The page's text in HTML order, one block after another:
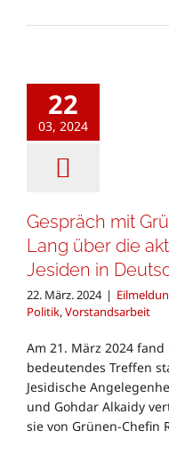
22
03, 2024
Gespräch mit
Lang über die
Jesiden in
22. März. 2024 |
Politik,Vorstandsarbeit
Am 21. März 2024
bedeutendes Treffen
Jesidische
und Gohdar Alkaidy
sie von Grünen-Chefin